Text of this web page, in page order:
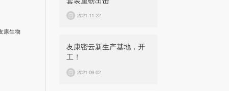
康生物
2021-11-22
友康密云新生产基地，开
工！
2021-09-02